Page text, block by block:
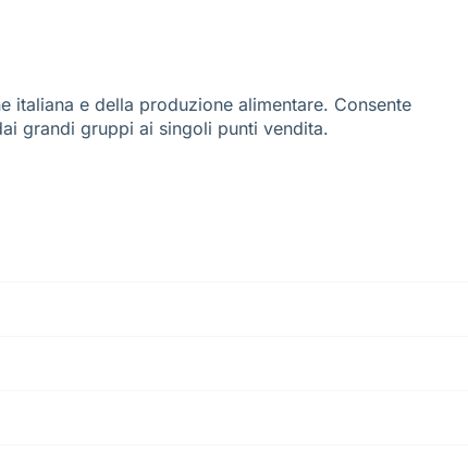
e della produzione alimentare. Consente
grandi gruppi ai singoli punti vendita.